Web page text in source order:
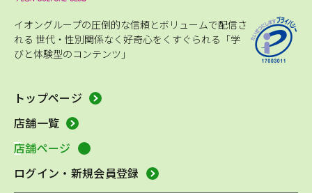
イオングループの圧倒的な信頼とボリュームで配信さ
れる 世代・性別関係なく好奇心をくすぐられる「学
びと体験型のコンテンツ」
トップページ
店舗一覧
店舗ページ
ログイン・新規会員登録